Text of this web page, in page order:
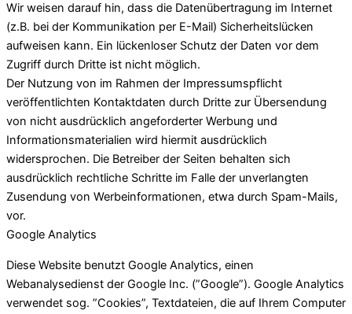
Wir weisen darauf hin, dass die Datenübertragung im Internet
(z.B. bei der Kommunikation per E-Mail) Sicherheitslücken
aufweisen kann. Ein lückenloser Schutz der Daten vor dem
Zugriff durch Dritte ist nicht möglich.
Der Nutzung von im Rahmen der Impressumspflicht
veröffentlichten Kontaktdaten durch Dritte zur Übersendung
von nicht ausdrücklich angeforderter Werbung und
Informationsmaterialien wird hiermit ausdrücklich
widersprochen. Die Betreiber der Seiten behalten sich
ausdrücklich rechtliche Schritte im Falle der unverlangten
Zusendung von Werbeinformationen, etwa durch Spam-Mails,
vor.
Google Analytics
Diese Website benutzt Google Analytics, einen
Webanalysedienst der Google Inc. (”Google”). Google Analytics
verwendet sog. ”Cookies”, Textdateien, die auf Ihrem Computer